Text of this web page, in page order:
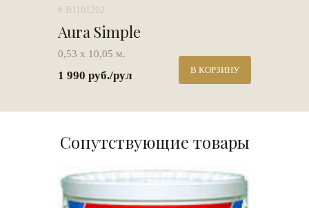
# B1101202
Aura Simple
0,53 х 10,05 м.
1 990 руб./рул В КОРЗИНУ
Сопутствующие товары